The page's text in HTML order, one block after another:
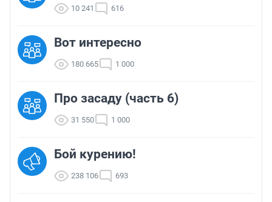
10 241 616
Вот интересно
180 665 1 000
Про засаду (часть 6)
31 550 1 000
Бой курению!
238 106 693